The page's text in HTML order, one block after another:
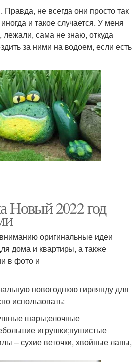
не всегда они просто так
и такое случается. У меня
лежали, сама не знаю, откуда
за ними на водоем, если есть
Новый 2022 год
оригинальные идеи
дома и квартиры, а также
в фото и
новогоднюю гирлянду для
использовать:
шары;елочные
игрушки;пушистые
– сухие веточки, хвойные лапы,